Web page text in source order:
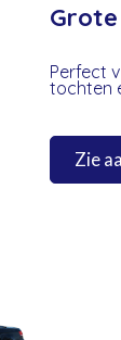
Perfect
tochten
Zie